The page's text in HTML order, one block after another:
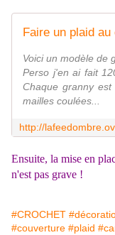
Faire un plaid
Voici un modèle de
Perso j'en ai fait
Chaque granny
mailles coulées...
Ensuite, la mise en
n'est pas grave !
#CROCHET
#couverture #plaid